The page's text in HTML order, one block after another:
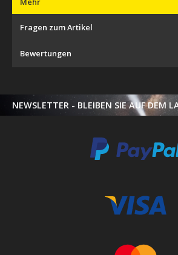
Fragen zum Artikel
Bewertungen
NEWSLETTER - BLEIBEN SIE AUF DEM